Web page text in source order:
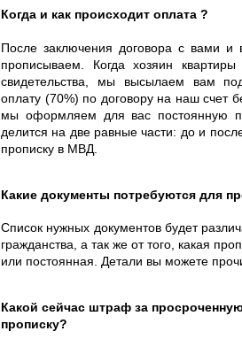
Когда и как происходит оплата ?
После заключения договора с вами и
прописываем. Когда хозяин
свидетельства, мы высылаем вам
оплату (70%) по договору на наш счет
мы оформляем для вас постоянную
делится на две равные части: до и
прописку в МВД.
Какие документы потребуются для
Список нужных документов будет
гражданства, а так же от того, какая
или постоянная. Детали вы можете
Какой сейчас штраф за
прописку?